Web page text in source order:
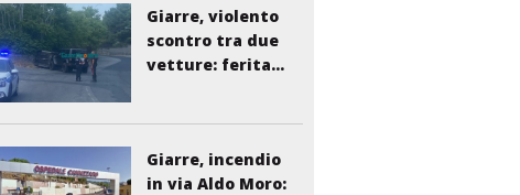
Giarre, violento
scontro tra due
vetture: ferita...
Giarre, incendio
in via Aldo Moro: